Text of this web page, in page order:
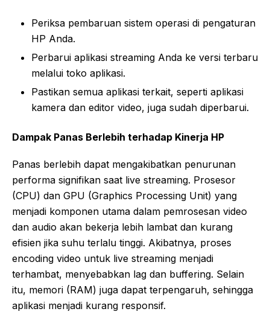
Periksa pembaruan sistem operasi di pengaturan
HP Anda.
Perbarui aplikasi streaming Anda ke versi terbaru
melalui toko aplikasi.
Pastikan semua aplikasi terkait, seperti aplikasi
kamera dan editor video, juga sudah diperbarui.
Dampak Panas Berlebih terhadap Kinerja HP
Panas berlebih dapat mengakibatkan penurunan
performa signifikan saat live streaming. Prosesor
(CPU) dan GPU (Graphics Processing Unit) yang
menjadi komponen utama dalam pemrosesan video
dan audio akan bekerja lebih lambat dan kurang
efisien jika suhu terlalu tinggi. Akibatnya, proses
encoding video untuk live streaming menjadi
terhambat, menyebabkan lag dan buffering. Selain
itu, memori (RAM) juga dapat terpengaruh, sehingga
aplikasi menjadi kurang responsif.